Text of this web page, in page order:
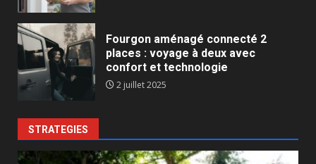
Fourgon aménagé connecté 2
places : voyage à deux avec
confort et technologie
2 juillet 2025
STRATEGIES